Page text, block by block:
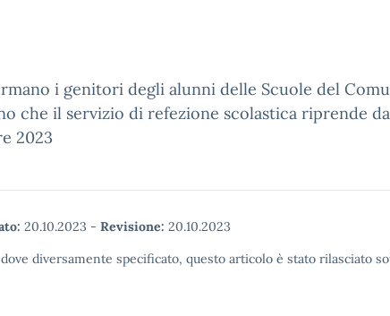
i genitori degli alunni delle Scuole del
che il servizio di refezione scolastica riprende
2023
20.10.2023 - Revisione: 20.10.2023
diversamente specificato, questo articolo è stato rilasciato